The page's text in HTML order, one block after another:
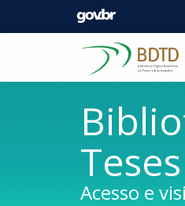
Pular para o conteúdo
Acesso e